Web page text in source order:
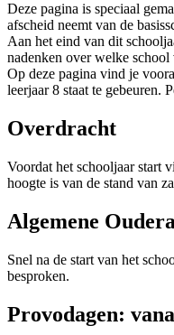
Deze pagina is speciaal
afscheid neemt van de
Aan het eind van dit
nadenken over welke
Op deze pagina vind je
leerjaar 8 staat te gebeuren.
Overdracht
Voordat het schooljaar start
hoogte is van de stand van
Algemene
Snel na de start van het
besproken.
Provodagen: